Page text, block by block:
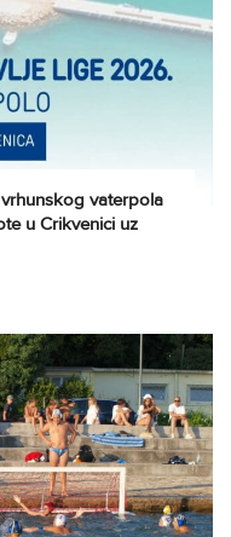
vaterpola
u Crikvenici uz